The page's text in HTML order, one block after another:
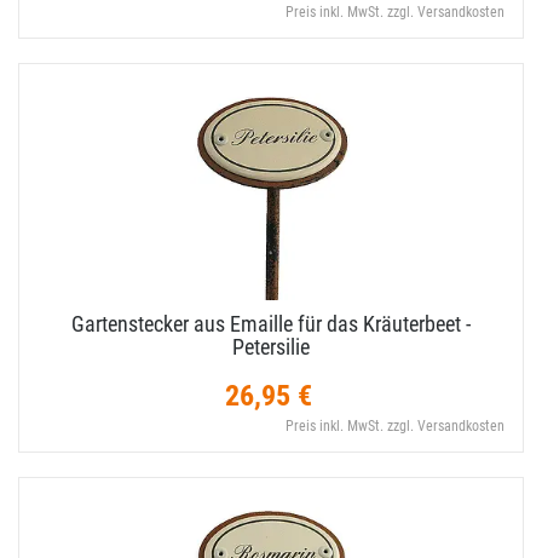
Preis inkl. MwSt. zzgl. Versandkosten
Gartenstecker aus Emaille für das Kräuterbeet -
Petersilie
26,95 €
Preis inkl. MwSt. zzgl. Versandkosten